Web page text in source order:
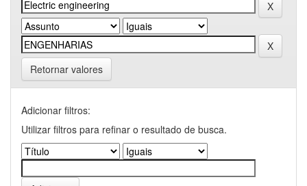
Retornar valores
Adicionar filtros:
Utilizar filtros para refinar o resultado de busca.